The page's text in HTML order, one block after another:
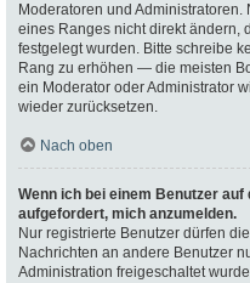
Moderatoren und
eines Ranges nicht direkt ändern,
festgelegt wurden. Bitte schreibe
Rang zu erhöhen — die meisten
ein Moderator oder Administrator
wieder zurücksetzen.
Nach oben
Wenn ich bei einem Benutzer
aufgefordert, mich anzumelden.
Nur registrierte Benutzer dürfen
Nachrichten an andere Benutzer
Administration freigeschaltet